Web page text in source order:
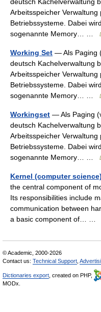
Arbeitsspeicher
Betriebssysteme. Dabei
sogenannte Memory… …
Working Set — Als Paging
deutsch Kachelverwaltung
Arbeitsspeicher
Betriebssysteme. Dabei
sogenannte Memory… …
Workingset — Als Paging
deutsch Kachelverwaltung
Arbeitsspeicher
Betriebssysteme. Dabei
sogenannte Memory… …
Kernel (computer science)
the central component of
Its responsibilities include
communication between
a basic component of… …
© Academic, 2000-2026
Contact us: Technical Support
Dictionaries export , created on PHP,
MODx.